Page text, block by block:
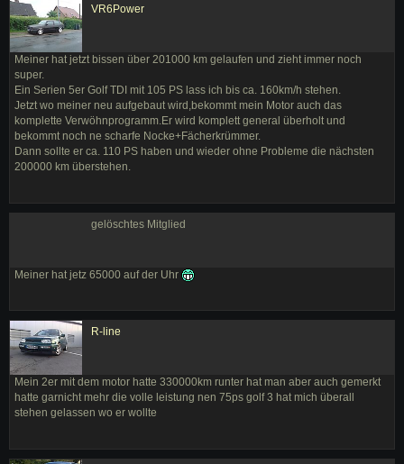
VR6Power
Meiner hat jetzt bissen über 201000 km gelaufen und zieht immer noch
super.
Ein Serien 5er Golf TDI mit 105 PS lass ich bis ca. 160km/h stehen.
Jetzt wo meiner neu aufgebaut wird,bekommt mein Motor auch das
komplette Verwöhnprogramm.Er wird komplett general überholt und
bekommt noch ne scharfe Nocke+Fächerkrümmer.
Dann sollte er ca. 110 PS haben und wieder ohne Probleme die nächsten
200000 km überstehen.
gelöschtes Mitglied
Meiner hat jetz 65000 auf der Uhr
R-line
Mein 2er mit dem motor hatte 330000km runter hat man aber auch gemerkt
hatte garnicht mehr die volle leistung nen 75ps golf 3 hat mich überall
stehen gelassen wo er wollte